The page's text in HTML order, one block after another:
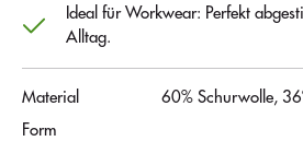
Ideal für Workwear: Perfekt
Alltag.
Material
60% Schurwolle,
Form